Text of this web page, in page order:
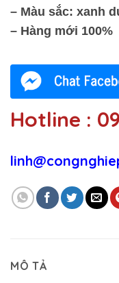
– Màu sắc: xanh
– Hàng mới 100%
Hotline :
MÔ TẢ